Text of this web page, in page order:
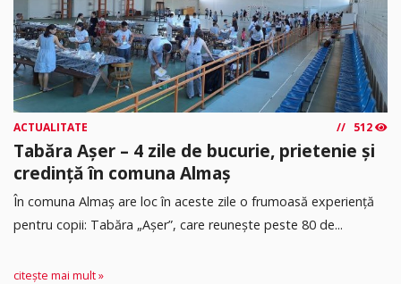
ACTUALITATE 512
Tabăra Așer – 4 zile de bucurie, prietenie și
credință în comuna Almaș
În comuna Almaș are loc în aceste zile o frumoasă experiență
pentru copii: Tabăra „Așer”, care reunește peste 80 de...
citește mai mult »